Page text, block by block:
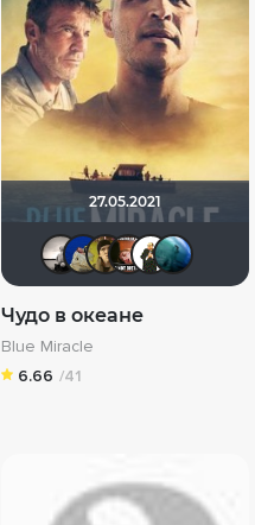
27.05.2021
Рижанка
Чудо в океане
Blue Miracle
6.66 /41